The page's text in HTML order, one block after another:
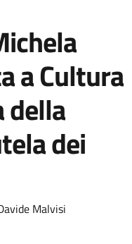
a Cultura
della
dei
Malvisi